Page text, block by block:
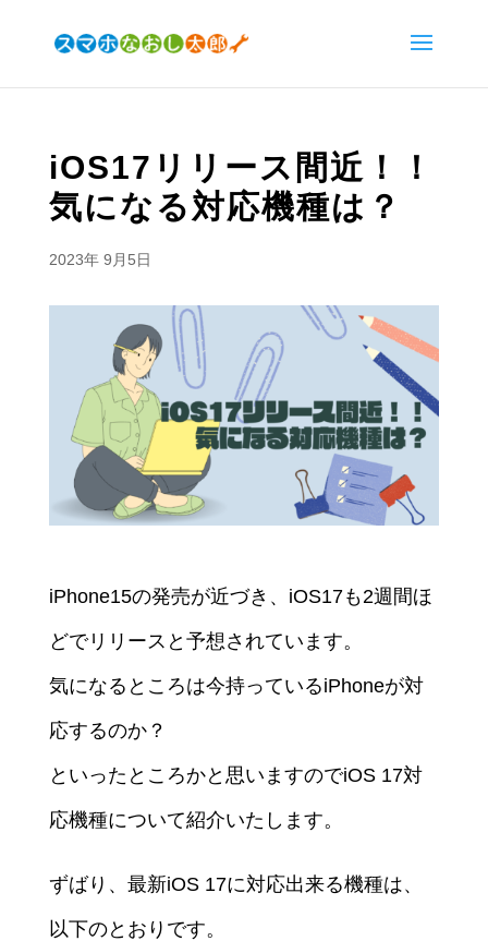
iOS17リリース間近！！
気になる対応機種は？
2023年 9月5日
iPhone15の発売が近づき、iOS17も2週間ほ
どでリリースと予想されています。
気になるところは今持っているiPhoneが対
応するのか？
といったところかと思いますのでiOS 17対
応機種について紹介いたします。
ずばり、最新iOS 17に対応出来る機種は、
以下のとおりです。